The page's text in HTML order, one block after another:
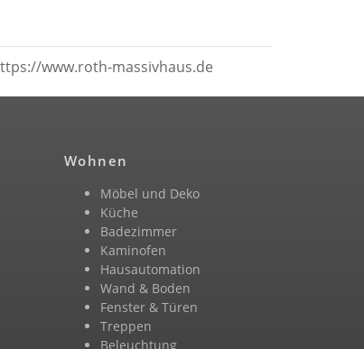
www.roth-massivhaus.de
Wohnen
Möbel und Deko
Küche
Badezimmer
Kaminofen
Hausautomation
Wand & Boden
Fenster & Türen
Treppen
Beleuchtung